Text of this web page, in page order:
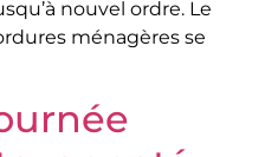
nouvel ordre. Le
ménagères se